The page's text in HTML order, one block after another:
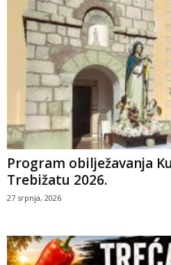
Program obilježavanja
Trebižatu 2026.
27 srpnja, 2026